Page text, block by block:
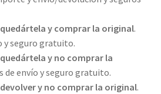
quedártela y comprar la original.
y seguro gratuito.
quedártela y no comprar la
de envío y seguro gratuito.
devolver y no comprar la original.